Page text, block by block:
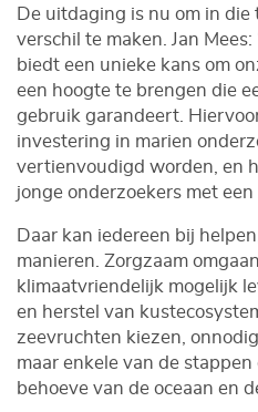
De uitdaging is nu om in die
verschil te maken. Jan
biedt een unieke kans om
een hoogte te brengen die
gebruik garandeert.
investering in marien
vertienvoudigd worden, en
jonge onderzoekers met een
Daar kan iedereen bij
manieren. Zorgzaam
klimaatvriendelijk mogelijk
en herstel van
zeevruchten kiezen,
maar enkele van de
behoeve van de oceaan en